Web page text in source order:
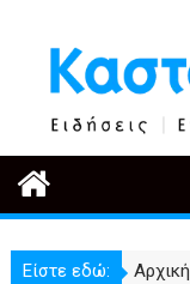
περιεχόμενο
Είστε εδώ: Αρχική